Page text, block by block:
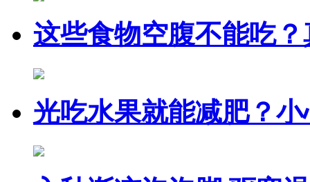
这些食物空腹不能吃
光吃水果就能减肥？